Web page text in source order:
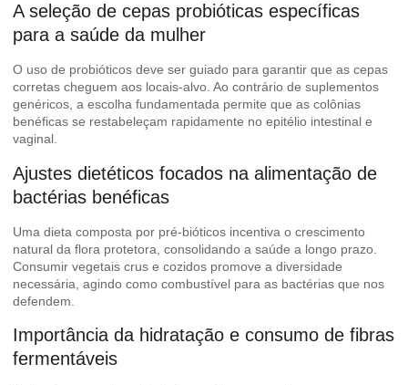
A seleção de cepas probióticas específicas
para a saúde da mulher
O uso de probióticos deve ser guiado para garantir que as cepas
corretas cheguem aos locais-alvo. Ao contrário de suplementos
genéricos, a escolha fundamentada permite que as colônias
benéficas se restabeleçam rapidamente no epitélio intestinal e
vaginal.
Ajustes dietéticos focados na alimentação de
bactérias benéficas
Uma dieta composta por pré-bióticos incentiva o crescimento
natural da flora protetora, consolidando a saúde a longo prazo.
Consumir vegetais crus e cozidos promove a diversidade
necessária, agindo como combustível para as bactérias que nos
defendem.
Importância da hidratação e consumo de fibras
fermentáveis